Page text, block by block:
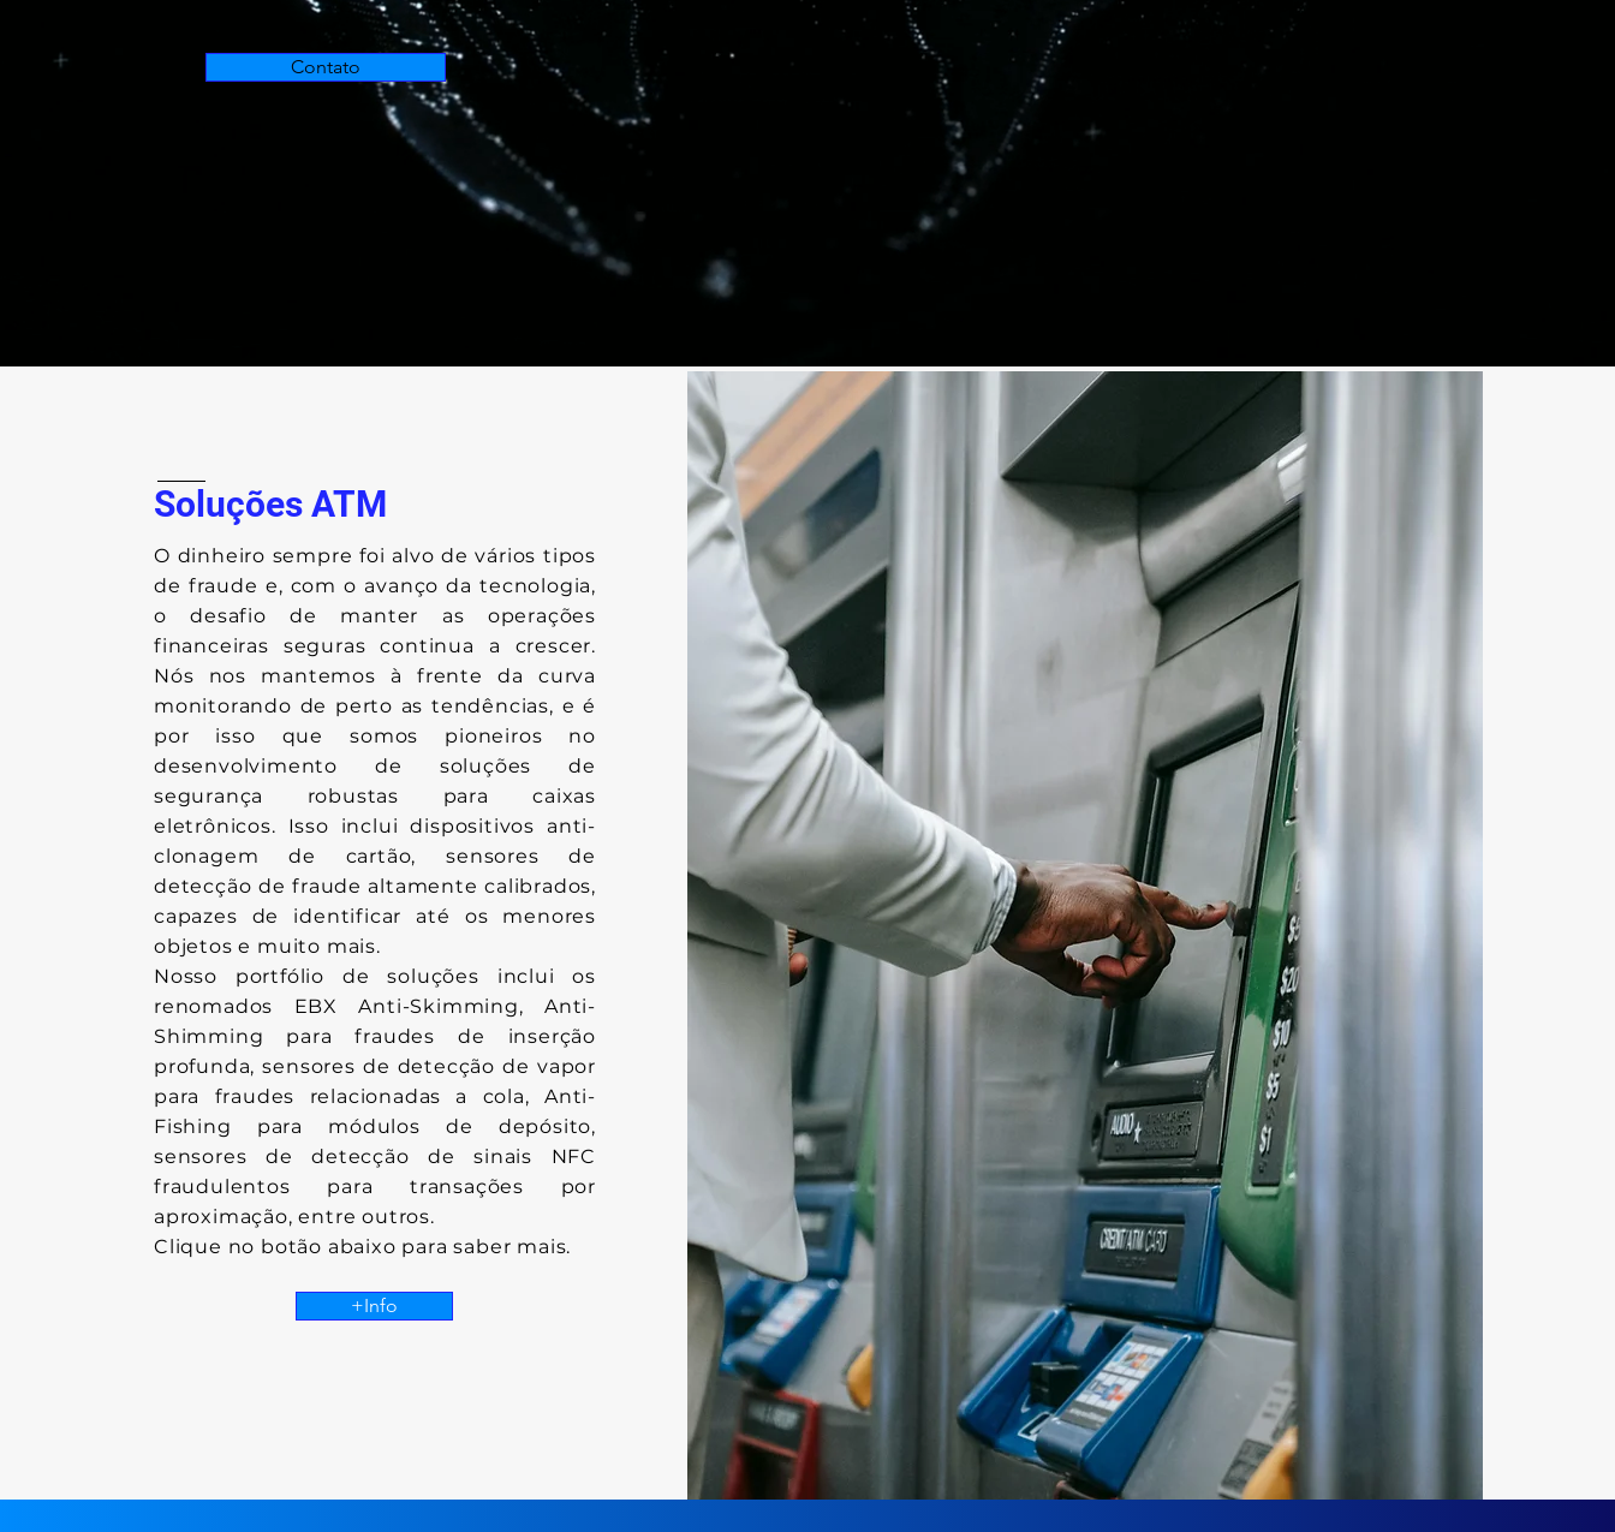
Contato
Soluções ATM
O dinheiro sempre foi alvo de vários tipos
de fraude e, com o avanço da tecnologia,
o desafio de manter as operações
financeiras seguras continua a crescer.
Nós nos mantemos à frente da curva
monitorando de perto as tendências, e é
por isso que somos pioneiros no
desenvolvimento de soluções de
segurança robustas para caixas
eletrônicos. Isso inclui dispositivos anti-
clonagem de cartão, sensores de
detecção de fraude altamente calibrados,
capazes de identificar até os menores
objetos e muito mais.
Nosso portfólio de soluções inclui os
renomados EBX Anti-Skimming, Anti-
Shimming para fraudes de inserção
profunda, sensores de detecção de vapor
para fraudes relacionadas a cola, Anti-
Fishing para módulos de depósito,
sensores de detecção de sinais NFC
fraudulentos para transações por
aproximação, entre outros.
Clique no botão abaixo para saber mais.
+Info